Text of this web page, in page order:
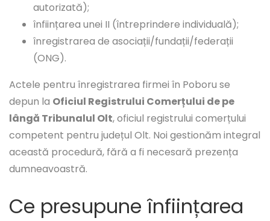
autorizată);
înființarea unei II (întreprindere individuală);
înregistrarea de asociații/fundații/federații
(ONG).
Actele pentru înregistrarea firmei în Poboru se
depun la Oficiul Registrului Comerțului de pe
lângă Tribunalul Olt, oficiul registrului comerțului
competent pentru județul Olt. Noi gestionăm integral
această procedură, fără a fi necesară prezența
dumneavoastră.
Ce presupune înființarea